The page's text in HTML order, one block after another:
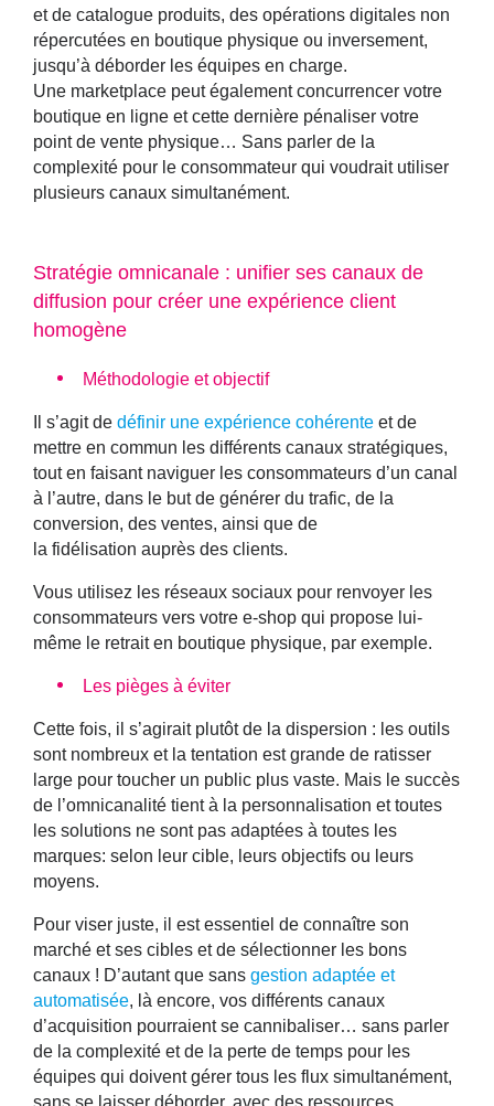
et de catalogue produits, des opérations digitales non
répercutées en boutique physique ou inversement,
jusqu’à déborder les équipes en charge.
Une marketplace peut également concurrencer votre
boutique en ligne et cette dernière pénaliser votre
point de vente physique… Sans parler de la
complexité pour le consommateur qui voudrait utiliser
plusieurs canaux simultanément.
Stratégie omnicanale : unifier ses canaux de
diffusion pour créer une expérience client
homogène
Méthodologie et objectif
Il s’agit de définir une expérience cohérente et de
mettre en commun les différents canaux stratégiques,
tout en faisant naviguer les consommateurs d’un canal
à l’autre, dans le but de générer du trafic, de la
conversion, des ventes, ainsi que de
la fidélisation auprès des clients.
Vous utilisez les réseaux sociaux pour renvoyer les
consommateurs vers votre e-shop qui propose lui-
même le retrait en boutique physique, par exemple.
Les pièges à éviter
Cette fois, il s’agirait plutôt de la dispersion : les outils
sont nombreux et la tentation est grande de ratisser
large pour toucher un public plus vaste. Mais le succès
de l’omnicanalité tient à la personnalisation et toutes
les solutions ne sont pas adaptées à toutes les
marques: selon leur cible, leurs objectifs ou leurs
moyens.
Pour viser juste, il est essentiel de connaître son
marché et ses cibles et de sélectionner les bons
canaux ! D’autant que sans gestion adaptée et
automatisée, là encore, vos différents canaux
d’acquisition pourraient se cannibaliser… sans parler
de la complexité et de la perte de temps pour les
équipes qui doivent gérer tous les flux simultanément,
sans se laisser déborder, avec des ressources